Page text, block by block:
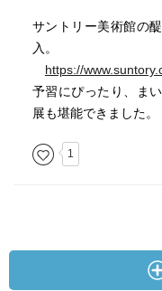
サントリー美術館の
入。
https://
予習にぴったり、ま
展も堪能できました。
1